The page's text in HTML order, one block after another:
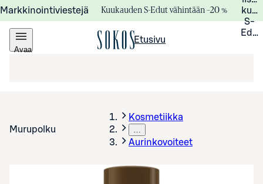
Markkinointiviestejä Kuukauden S-Edut vähintään –20 %
S-
Avaa
Etusivu
Murupolku
Kosmetiikka
…
Aurinkovoiteet